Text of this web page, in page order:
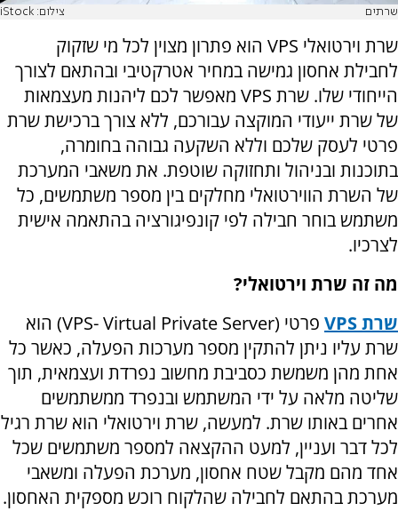
שרתים צילום: iStock
שרת וירטואלי VPS הוא פתרון מצוין לכל מי שזקוק
לחבילת אחסון גמישה במחיר אטרקטיבי ובהתאם לצורך
הייחודי שלו. שרת VPS מאפשר לכם ליהנות מעצמאות
של שרת ייעודי המוקצה עבורכם, ללא צורך ברכישת שרת
פרטי לעסק שלכם וללא השקעה גבוהה בחומרה,
בתוכנות ובניהול ותחזוקה שוטפת. את משאבי המערכת
של השרת הווירטואלי מחלקים בין מספר משתמשים, כל
משתמש בוחר חבילה לפי קונפיגורציה בהתאמה אישית
לצרכיו.
מה זה שרת וירטואלי?
שרתVPS פרטי (VPS- Virtual Private Server) הוא
שרת עליו ניתן להתקין מספר מערכות הפעלה, כאשר כל
אחת מהן משמשת כסביבת מחשוב נפרדת ועצמאית, תוך
שליטה מלאה על ידי המשתמש ובנפרד ממשתמשים
אחרים באותו שרת. למעשה, שרת וירטואלי הוא שרת רגיל
לכל דבר ועניין, למעט ההקצאה למספר משתמשים שכל
אחד מהם מקבל שטח אחסון, מערכת הפעלה ומשאבי
מערכת בהתאם לחבילה שהלקוח רוכש מספקית האחסון.